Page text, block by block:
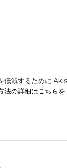
低減するために
法の詳細はこちら